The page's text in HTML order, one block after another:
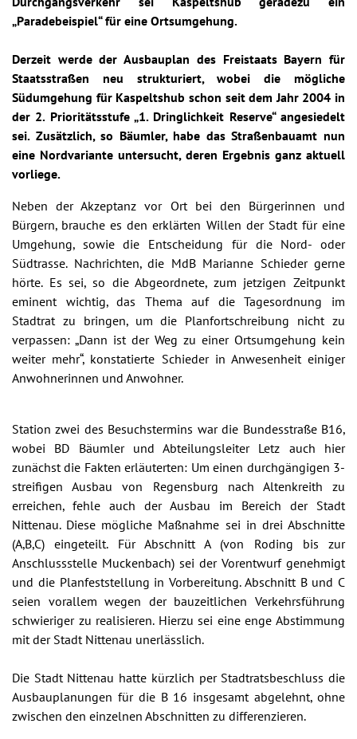
„Paradebeispiel“ für eine Ortsumgehung.
Derzeit werde der Ausbauplan des Freistaats Bayern für
Staatsstraßen neu strukturiert, wobei die mögliche
Südumgehung für Kaspeltshub schon seit dem Jahr 2004 in
der 2. Prioritätsstufe „1. Dringlichkeit Reserve“ angesiedelt
sei. Zusätzlich, so Bäumler, habe das Straßenbauamt nun
eine Nordvariante untersucht, deren Ergebnis ganz aktuell
vorliege.
Neben der Akzeptanz vor Ort bei den Bürgerinnen und
Bürgern, brauche es den erklärten Willen der Stadt für eine
Umgehung, sowie die Entscheidung für die Nord- oder
Südtrasse. Nachrichten, die MdB Marianne Schieder gerne
hörte. Es sei, so die Abgeordnete, zum jetzigen Zeitpunkt
eminent wichtig, das Thema auf die Tagesordnung im
Stadtrat zu bringen, um die Planfortschreibung nicht zu
verpassen: „Dann ist der Weg zu einer Ortsumgehung kein
weiter mehr“, konstatierte Schieder in Anwesenheit einiger
Anwohnerinnen und Anwohner.
Station zwei des Besuchstermins war die Bundesstraße B16,
wobei BD Bäumler und Abteilungsleiter Letz auch hier
zunächst die Fakten erläuterten: Um einen durchgängigen 3-
streifigen Ausbau von Regensburg nach Altenkreith zu
erreichen, fehle auch der Ausbau im Bereich der Stadt
Nittenau. Diese mögliche Maßnahme sei in drei Abschnitte
(A,B,C) eingeteilt. Für Abschnitt A (von Roding bis zur
Anschlussstelle Muckenbach) sei der Vorentwurf genehmigt
und die Planfeststellung in Vorbereitung. Abschnitt B und C
seien vorallem wegen der bauzeitlichen Verkehrsführung
schwieriger zu realisieren. Hierzu sei eine enge Abstimmung
mit der Stadt Nittenau unerlässlich.
Die Stadt Nittenau hatte kürzlich per Stadtratsbeschluss die
Ausbauplanungen für die B 16 insgesamt abgelehnt, ohne
zwischen den einzelnen Abschnitten zu differenzieren.